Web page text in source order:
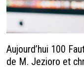
Aujourd’hui 100
de M. Jezioro et